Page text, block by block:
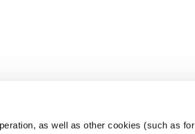
as well as other cookies (such as for